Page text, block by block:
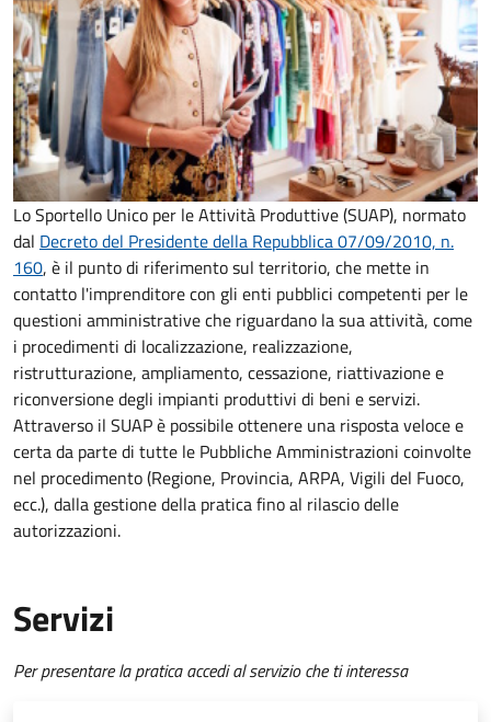
Lo Sportello Unico per le Attività Produttive (SUAP), normato
dal Decreto del Presidente della Repubblica 07/09/2010, n.
160, è il punto di riferimento sul territorio, che mette in
contatto l'imprenditore con gli enti pubblici competenti per le
questioni amministrative che riguardano la sua attività, come
i procedimenti di localizzazione, realizzazione,
ristrutturazione, ampliamento, cessazione, riattivazione e
riconversione degli impianti produttivi di beni e servizi.
Attraverso il SUAP è possibile ottenere una risposta veloce e
certa da parte di tutte le Pubbliche Amministrazioni coinvolte
nel procedimento (Regione, Provincia, ARPA, Vigili del Fuoco,
ecc.), dalla gestione della pratica fino al rilascio delle
autorizzazioni.
Servizi
Per presentare la pratica accedi al servizio che ti interessa